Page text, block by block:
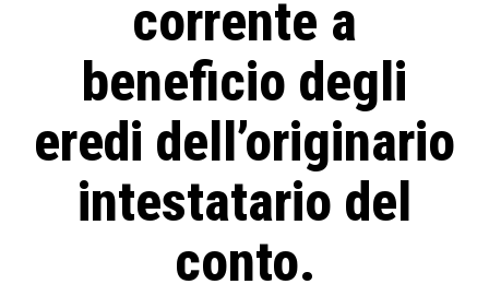
corrente a
beneficio degli
eredi dell’originario
intestatario del
conto.